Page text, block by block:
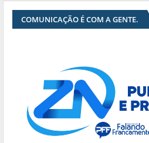
COMUNICAÇÃO É COM A GENTE.